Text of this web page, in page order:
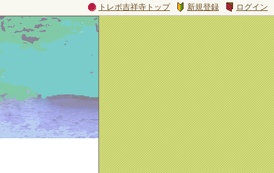
トレボ吉祥寺トップ 新規登録 ログイン